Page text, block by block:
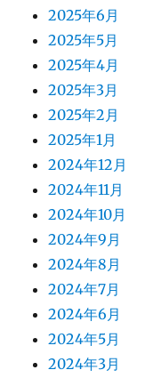
2025年6月
2025年5月
2025年4月
2025年3月
2025年2月
2025年1月
2024年12月
2024年11月
2024年10月
2024年9月
2024年8月
2024年7月
2024年6月
2024年5月
2024年3月